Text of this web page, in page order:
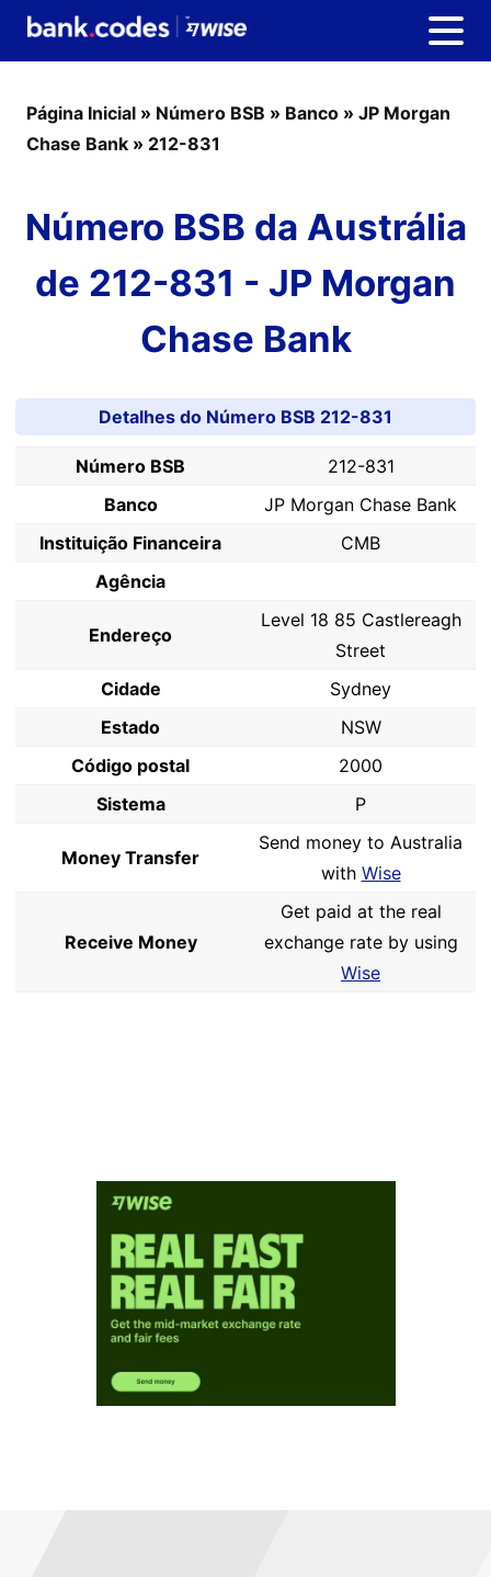
Página Inicial » Número BSB » Banco » JP Morgan
Chase Bank » 212-831
Número BSB da Austrália
de 212-831 - JP Morgan
Chase Bank
Detalhes do Número BSB 212-831
Número BSB
212-831
Banco
JP Morgan Chase Bank
Instituição Financeira
CMB
Agência
Endereço
Level 18 85 Castlereagh
Street
Cidade
Sydney
Estado
NSW
Código postal
2000
Sistema
P
Money Transfer
Send money to Australia
with Wise
Receive Money
Get paid at the real
exchange rate by using
Wise